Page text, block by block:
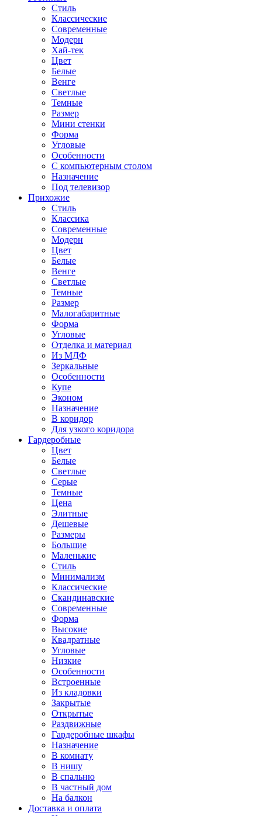
Стиль
Классические
Современные
Модерн
Хай-тек
Цвет
Белые
Венге
Светлые
Темные
Размер
Мини стенки
Форма
Угловые
Особенности
С компьютерным столом
Назначение
Под телевизор
Прихожие
Стиль
Классика
Современные
Модерн
Цвет
Белые
Венге
Светлые
Темные
Размер
Малогабаритные
Форма
Угловые
Отделка и материал
Из МДФ
Зеркальные
Особенности
Купе
Эконом
Назначение
В коридор
Для узкого коридора
Гардеробные
Цвет
Белые
Светлые
Серые
Темные
Цена
Элитные
Дешевые
Размеры
Большие
Маленькие
Стиль
Минимализм
Классические
Скандинавские
Современные
Форма
Высокие
Квадратные
Угловые
Низкие
Особенности
Встроенные
Из кладовки
Закрытые
Открытые
Раздвижные
Гардеробные шкафы
Назначение
В комнату
В нишу
В спальню
В частный дом
На балкон
Доставка и оплата